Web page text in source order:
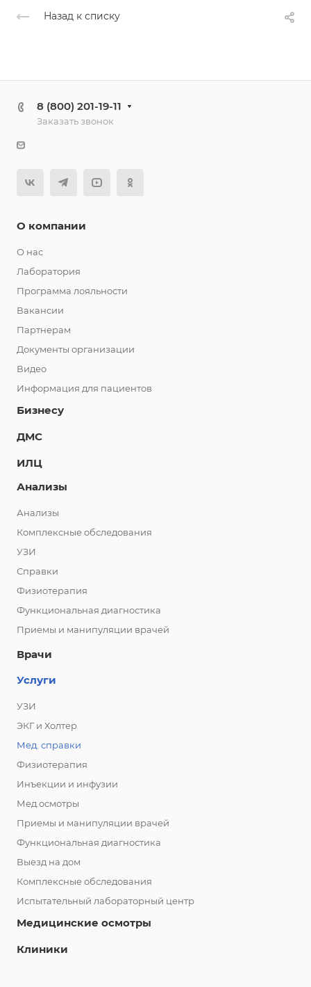
Назад к списку
8 (800) 201-19-11
Заказать звонок
О компании
О нас
Лаборатория
Программа лояльности
Вакансии
Партнерам
Документы организации
Видео
Информация для пациентов
Бизнесу
ДМС
ИЛЦ
Анализы
Анализы
Комплексные обследования
УЗИ
Справки
Физиотерапия
Функциональная диагностика
Приемы и манипуляции врачей
Врачи
Услуги
УЗИ
ЭКГ и Холтер
Мед. справки
Физиотерапия
Инъекции и инфузии
Мед.осмотры
Приемы и манипуляции врачей
Функциональная диагностика
Выезд на дом
Комплексные обследования
Испытательный лабораторный центр
Медицинские осмотры
Клиники